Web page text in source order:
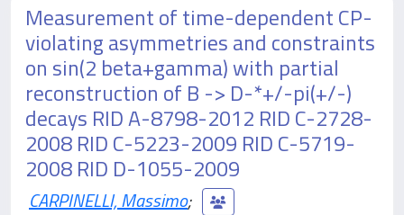
Measurement of time-dependent CP-
violating asymmetries and constraints
on sin(2 beta+gamma) with partial
reconstruction of B -> D-*+/-pi(+/-)
decays RID A-8798-2012 RID C-2728-
2008 RID C-5223-2009 RID C-5719-
2008 RID D-1055-2009
CARPINELLI, Massimo;